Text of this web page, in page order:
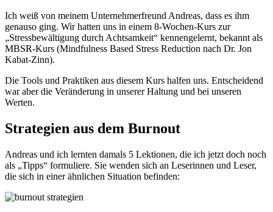
Ich weiß von meinem Unternehmerfreund Andreas, dass es ihm
genauso ging. Wir hatten uns in einem 8-Wochen-Kurs zur
„Stressbewältigung durch Achtsamkeit“ kennengelernt, bekannt als
MBSR-Kurs (Mindfulness Based Stress Reduction nach Dr. Jon
Kabat-Zinn).
Die Tools und Praktiken aus diesem Kurs halfen uns. Entscheidend
war aber die Veränderung in unserer Haltung und bei unseren
Werten.
Strategien aus dem Burnout
Andreas und ich lernten damals 5 Lektionen, die ich jetzt doch noch
als „Tipps“ formuliere. Sie wenden sich an Leserinnen und Leser,
die sich in einer ähnlichen Situation befinden: